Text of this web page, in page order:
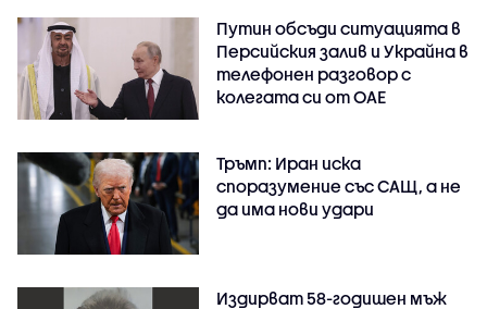
Путин обсъди ситуацията в
Персийския залив и Украйна в
телефонен разговор с
колегата си от ОАЕ
Тръмп: Иран иска
споразумение със САЩ, а не
да има нови удари
Издирват 58-годишен мъж